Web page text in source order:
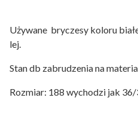
Używane bryczesy koloru
lej.
Stan db zabrudzenia na
Rozmiar: 188 wychodzi jak 36/